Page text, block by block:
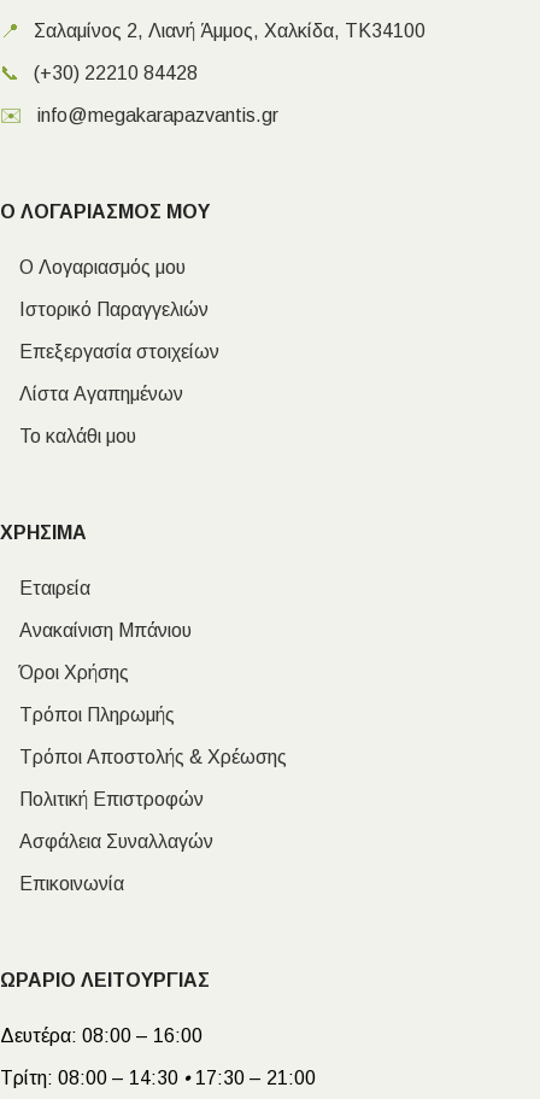
📍 Σαλαμίνος 2, Λιανή Άμμος, Χαλκίδα, ΤΚ34100
📞 (+30) 22210 84428
✉️ info@megakarapazvantis.gr
Ο ΛΟΓΑΡΙΑΣΜΟΣ ΜΟΥ
Ο Λογαριασμός μου
Ιστορικό Παραγγελιών
Επεξεργασία στοιχείων
Λίστα Αγαπημένων
Το καλάθι μου
ΧΡΗΣΙΜΑ
Εταιρεία
Ανακαίνιση Μπάνιου
Όροι Χρήσης
Τρόποι Πληρωμής
Τρόποι Αποστολής & Χρέωσης
Πολιτική Επιστροφών
Ασφάλεια Συναλλαγών
Επικοινωνία
ΩΡΑΡΙΟ ΛΕΙΤΟΥΡΓΙΑΣ
Δευτέρα: 08:00 – 16:00
Τρίτη: 08:00 – 14:30 •17:30 – 21:00